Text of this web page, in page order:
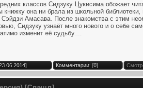
классов Сидзуку Цукисима обожает
книжку она ни брала из школьной
Амасава. После знакомства с этим
Сидзуку узнаёт много нового и о себе
изменит её судьбу....
Комментарии: [0]